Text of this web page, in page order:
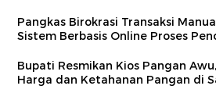
Pangkas Birokrasi Transaksi
Sistem Berbasis Online Proses
Bupati Resmikan Kios Pangan
Harga dan Ketahanan Pangan di